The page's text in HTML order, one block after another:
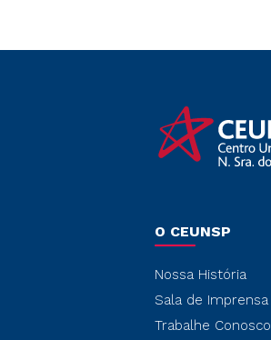
O CEUNSP
Nossa História
Sala de Imprensa
Trabalhe Conosco